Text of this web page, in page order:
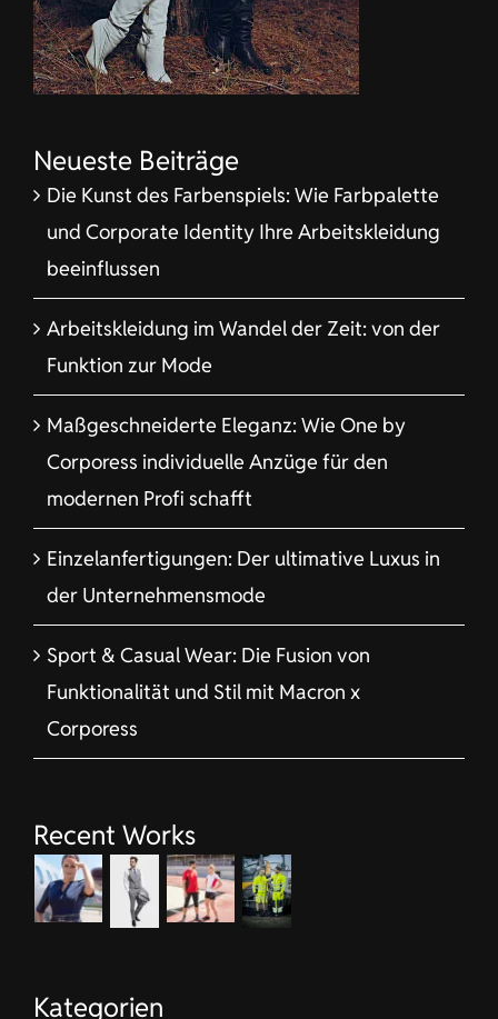
Neueste Beiträge
Die Kunst des Farbenspiels: Wie Farbpalette
und Corporate Identity Ihre Arbeitskleidung
beeinflussen
Arbeitskleidung im Wandel der Zeit: von der
Funktion zur Mode
Maßgeschneiderte Eleganz: Wie One by
Corporess individuelle Anzüge für den
modernen Profi schafft
Einzelanfertigungen: Der ultimative Luxus in
der Unternehmensmode
Sport & Casual Wear: Die Fusion von
Funktionalität und Stil mit Macron x
Corporess
Recent Works
Kategorien